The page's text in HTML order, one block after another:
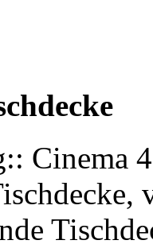
Cinema